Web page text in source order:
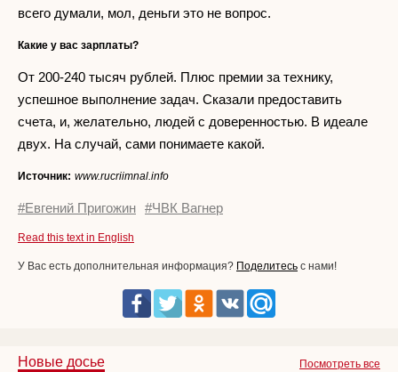
всего думали, мол, деньги это не вопрос.
Какие у вас зарплаты?
От 200-240 тысяч рублей. Плюс премии за технику,
успешное выполнение задач. Сказали предоставить
счета, и, желательно, людей с доверенностью. В идеале
двух. На случай, сами понимаете какой.
Источник: www.rucriimnal.info
#Евгений Пригожин #ЧВК Вагнер
Read this text in English
У Вас есть дополнительная информация? Поделитесь с нами!
Посмотреть все
Новые досье